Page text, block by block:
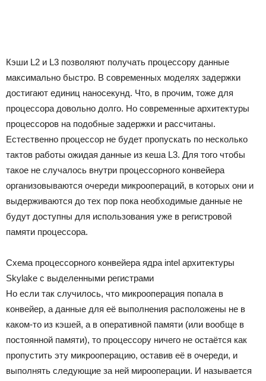
Кэши L2 и L3 позволяют получать процессору данные
максимально быстро. В современных моделях задержки
достигают единиц наносекунд. Что, в прочим, тоже для
процессора довольно долго. Но современные архитектуры
процессоров на подобные задержки и рассчитаны.
Естественно процессор не будет пропускать по несколько
тактов работы ожидая данные из кеша L3. Для того чтобы
такое не случалось внутри процессорного конвейера
организовываются очереди микроопераций, в которых они и
выдерживаются до тех пор пока необходимые данные не
будут доступны для использования уже в регистровой
памяти процессора.
Схема процессорного конвейера ядра intel архитектуры
Skylake с выделенными регистрами
Но если так случилось, что микрооперация попала в
конвейер, а данные для её выполнения расположены не в
каком-то из кэшей, а в оперативной памяти (или вообще в
постоянной памяти), то процессору ничего не остаётся как
пропустить эту микрооперацию, оставив её в очереди, и
выполнять следующие за ней мирооперации. И называется